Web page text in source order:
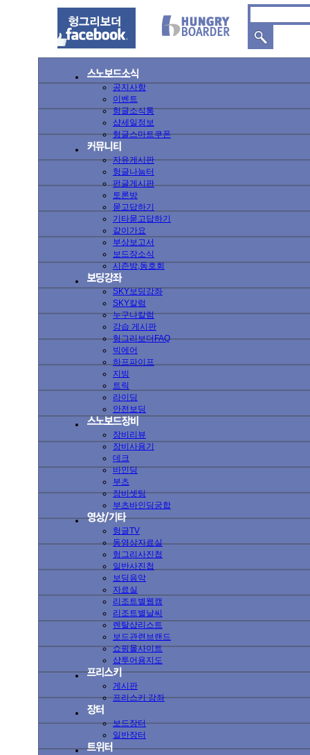
공지사항
이벤트
헝글소식통
샵세일정보
헝글스마트쿠폰
자유게시판
헝글나눔터
펀글게시판
토론방
묻고답하기
기타묻고답하기
같이가요
부상보고서
보드장소식
시즌방,동호회
SKY보딩강좌
SKY칼럼
누구나칼럼
강습 게시판
헝그리보더FAQ
빅에어
하프파이프
지빙
트릭
라이딩
안전보딩
장비리뷰
장비사용기
데크
바인딩
부츠
장비셋팅
부츠바인딩궁합
헝글TV
동영상자료실
헝그리사진첩
일반사진첩
보딩음악
자료실
리조트별웹캠
리조트별날씨
렌탈샵리스트
보드관련브랜드
쇼핑몰사이트
샵투어용지도
게시판
프리스키 강좌
보드장터
일반장터